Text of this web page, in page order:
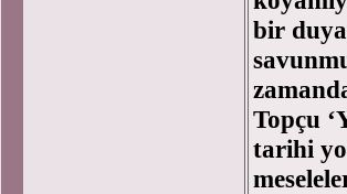
bir
Topçu
tarihi